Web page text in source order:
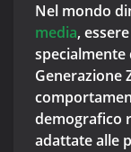
Nel mondo
media,
specialmente
Generazione
demografico
adattate alle